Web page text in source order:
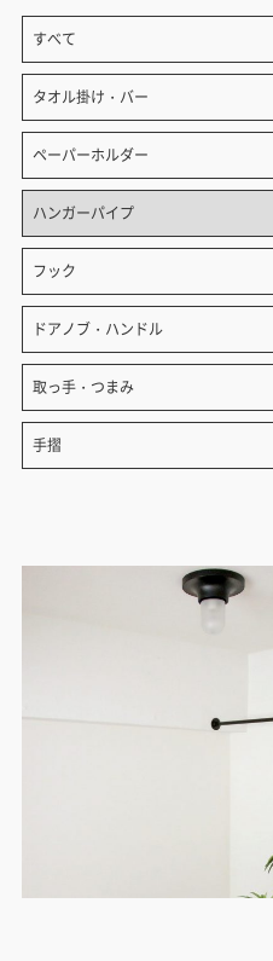
すべて
タオル掛け・バー
ペーパーホルダー
ハンガーパイプ
フック
ドアノブ・ハンドル
取っ手・つまみ
手摺